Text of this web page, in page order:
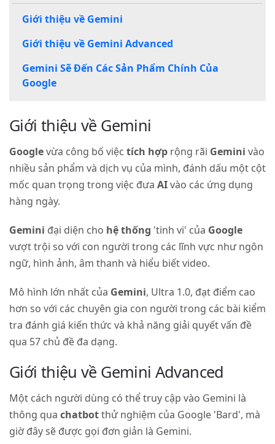
Giới thiệu về Gemini
Giới thiệu về Gemini Advanced
Gemini Sẽ Đến Các Sản Phẩm Chính Của
Google
Giới thiệu về Gemini
Googlevừa công bố việc tích hợp rộng rãi Gemini vào
nhiều sản phẩm và dịch vụ của mình, đánh dấu một cột
mốc quan trọng trong việc đưa AIvào các ứng dụng
hàng ngày.
Gemini đại diện cho hệ thống 'tinh vi' của Google
vượt trội so với con người trong các lĩnh vực như ngôn
ngữ, hình ảnh, âm thanh và hiểu biết video.
Mô hình lớn nhất của Gemini, Ultra 1.0, đạt điểm cao
hơn so với các chuyên gia con người trong các bài kiểm
tra đánh giá kiến thức và khả năng giải quyết vấn đề
qua 57 chủ đề đa dạng.
Giới thiệu về Gemini Advanced
Một cách người dùng có thể truy cập vào Gemini là
thông qua chatbotthử nghiệm của Google 'Bard', mà
giờ đây sẽ được gọi đơn giản là Gemini.